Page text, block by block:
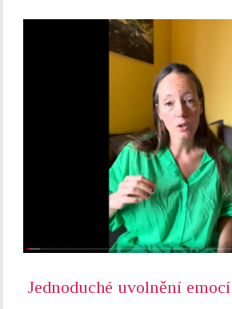
Jednoduché uvolnění